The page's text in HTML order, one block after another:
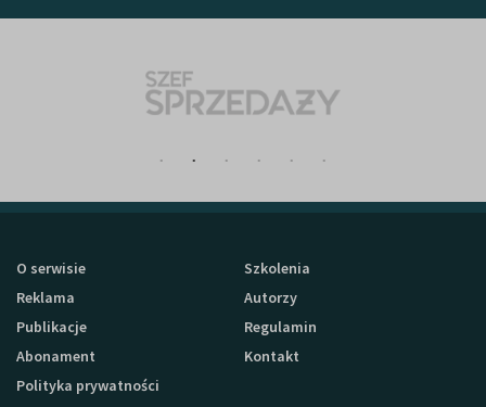
O serwisie
Szkolenia
Reklama
Autorzy
Publikacje
Regulamin
Abonament
Kontakt
Polityka prywatności